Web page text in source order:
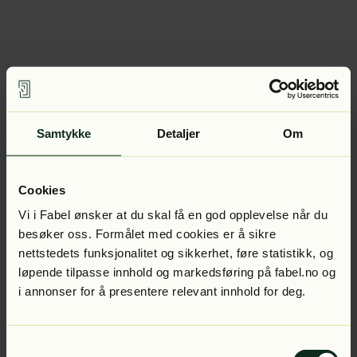
Samtykke Detaljer Om
Cookies
Vi i Fabel ønsker at du skal få en god opplevelse når du
besøker oss. Formålet med cookies er å sikre
nettstedets funksjonalitet og sikkerhet, føre statistikk, og
løpende tilpasse innhold og markedsføring på fabel.no og
i annonser for å presentere relevant innhold for deg.